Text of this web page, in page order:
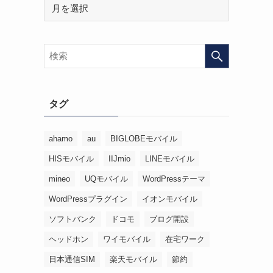
タグ
ahamo au BIGLOBEモバイル
HISモバイル IIJmio LINEモバイル
mineo UQモバイル WordPressテーマ
WordPressプラグイン イオンモバイル
ソフトバンク ドコモ ブログ開設
ヘッドホン ワイモバイル 在宅ワーク
日本通信SIM 楽天モバイル 節約